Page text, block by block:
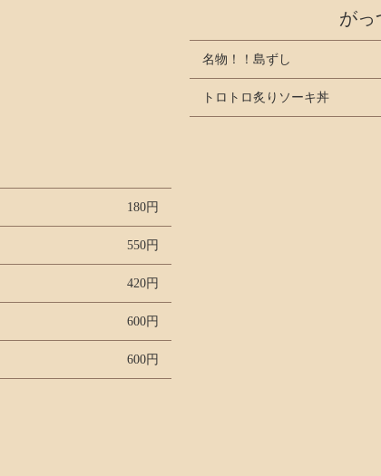
がっ
名物！！島ずし
トロトロ炙りソーキ丼
180円
550円
420円
600円
600円